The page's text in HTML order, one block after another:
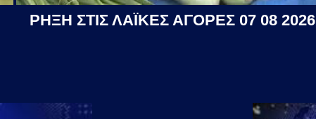
ΡΗΞΗ ΣΤΙΣ ΛΑΪΚΕΣ ΑΓΟΡΕΣ 07 08 2026